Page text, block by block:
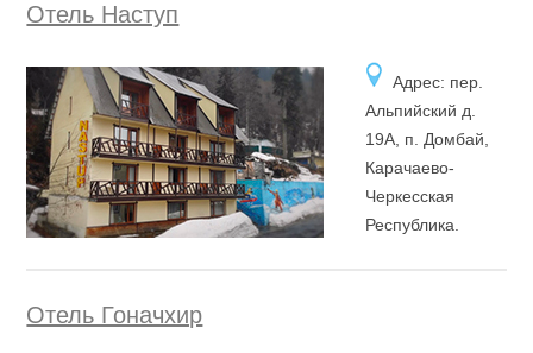
Отель Наступ
Адрес: пер.
Альпийский д.
19А, п. Домбай,
Карачаево-
Черкесская
Республика.
Отель Гоначхир